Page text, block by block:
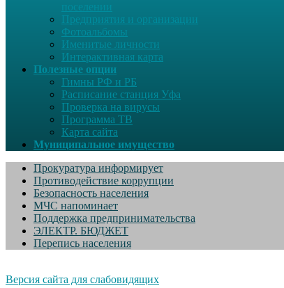
поселении
Предприятия и организации
Фотоальбомы
Именитые личности
Интерактивная карта
Полезные опции
Гимны РФ и РБ
Расписание станция Уфа
Проверка на вирусы
Программа ТВ
Карта сайта
Муниципальное имущество
Прокуратура информирует
Противодействие коррупции
Безопасность населения
МЧС напоминает
Поддержка предпринимательства
ЭЛЕКТР. БЮДЖЕТ
Перепись населения
Версия сайта для слабовидящих